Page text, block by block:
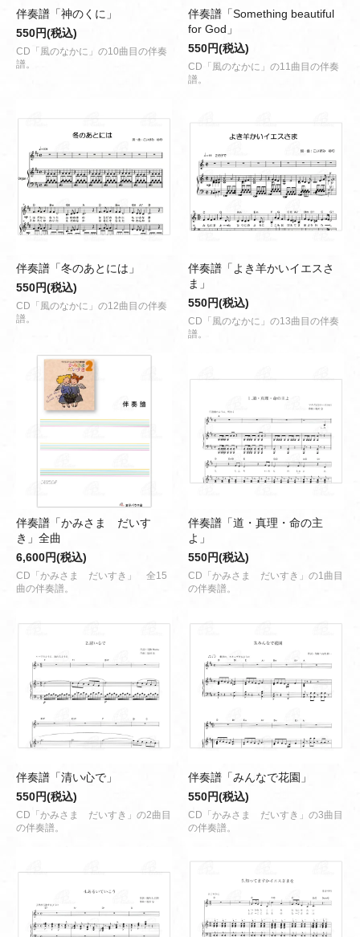
伴奏譜「神のくに」
550円(税込)
CD「風のなかに」の10曲目の伴奏
譜。
伴奏譜「Something beautiful
for God」
550円(税込)
CD「風のなかに」の11曲目の伴奏
譜。
伴奏譜「冬のあとには」
550円(税込)
CD「風のなかに」の12曲目の伴奏
譜。
伴奏譜「よき羊かいイエスさ
ま」
550円(税込)
CD「風のなかに」の13曲目の伴奏
譜。
伴奏譜「かみさま だいす
き」全曲
6,600円(税込)
CD「かみさま だいすき」 全15
曲の伴奏譜。
伴奏譜「道・真理・命の主
よ」
550円(税込)
CD「かみさま だいすき」の1曲目
の伴奏譜。
伴奏譜「清い心で」
550円(税込)
CD「かみさま だいすき」の2曲目
の伴奏譜。
伴奏譜「みんなで花園」
550円(税込)
CD「かみさま だいすき」の3曲目
の伴奏譜。